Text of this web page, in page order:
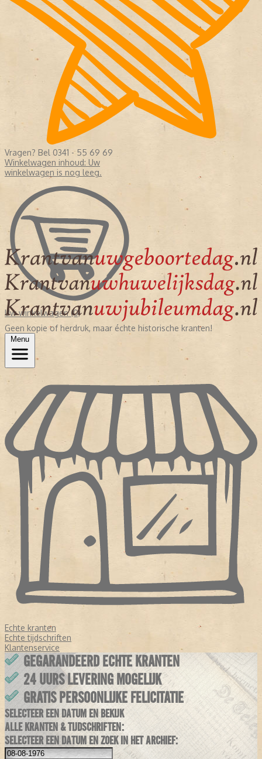
Vragen? Bel 0341 - 55 69 69
Winkelwagen inhoud: Uw
winkelwagen is nog leeg.
Uw winkelwagen (0)
Geen kopie of herdruk, maar échte historische kranten!
Menu
Echte kranten
Echte tijdschriften
Klantenservice
GEGARANDEERD ECHTE KRANTEN
24 UURS LEVERING MOGELIJK
GRATIS PERSOONLIJKE FELICITATIE
SELECTEER EEN DATUM EN BEKIJK
ALLE KRANTEN & TIJDSCHRIFTEN:
SELECTEER EEN DATUM EN ZOEK IN HET ARCHIEF: